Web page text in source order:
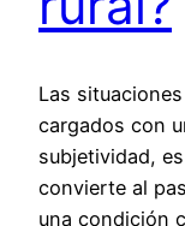
Las
cargados con
subjetividad,
convierte al
una condición